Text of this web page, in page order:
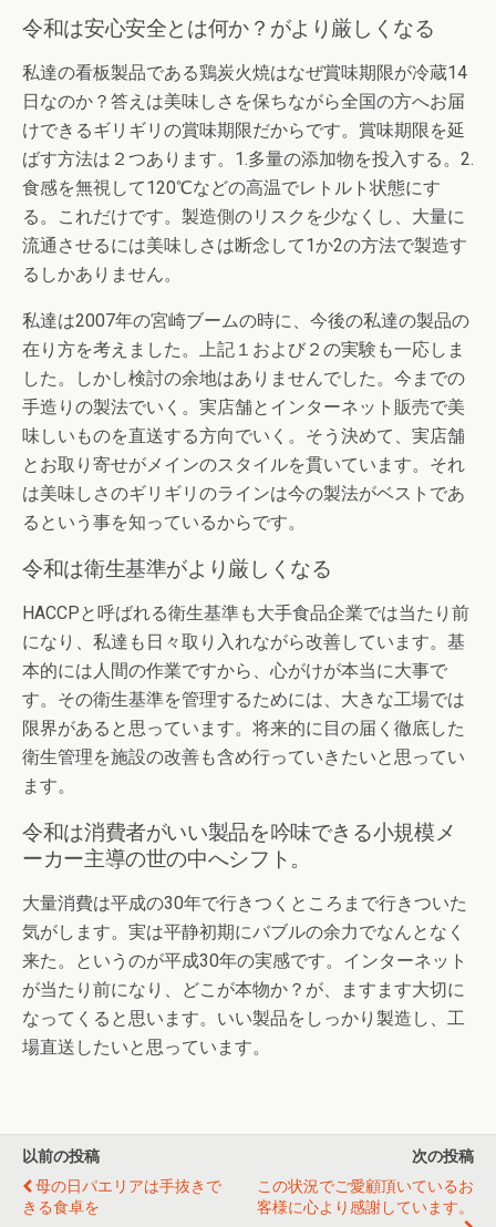
令和は安心安全とは何か？がより厳しくなる
私達の看板製品である鶏炭火焼はなぜ賞味期限が冷蔵14
日なのか？答えは美味しさを保ちながら全国の方へお届
けできるギリギリの賞味期限だからです。賞味期限を延
ばす方法は２つあります。1.多量の添加物を投入する。2.
食感を無視して120℃などの高温でレトルト状態にす
る。これだけです。製造側のリスクを少なくし、大量に
流通させるには美味しさは断念して1か2の方法で製造す
るしかありません。
私達は2007年の宮崎ブームの時に、今後の私達の製品の
在り方を考えました。上記１および２の実験も一応しま
した。しかし検討の余地はありませんでした。今までの
手造りの製法でいく。実店舗とインターネット販売で美
味しいものを直送する方向でいく。そう決めて、実店舗
とお取り寄せがメインのスタイルを貫いています。それ
は美味しさのギリギリのラインは今の製法がベストであ
るという事を知っているからです。
令和は衛生基準がより厳しくなる
HACCPと呼ばれる衛生基準も大手食品企業では当たり前
になり、私達も日々取り入れながら改善しています。基
本的には人間の作業ですから、心がけが本当に大事で
す。その衛生基準を管理するためには、大きな工場では
限界があると思っています。将来的に目の届く徹底した
衛生管理を施設の改善も含め行っていきたいと思ってい
ます。
令和は消費者がいい製品を吟味できる小規模メ
ーカー主導の世の中へシフト。
大量消費は平成の30年で行きつくところまで行きついた
気がします。実は平静初期にバブルの余力でなんとなく
来た。というのが平成30年の実感です。インターネット
が当たり前になり、どこが本物か？が、ますます大切に
なってくると思います。いい製品をしっかり製造し、工
場直送したいと思っています。
以前の投稿
母の日パエリアは手抜きで
きる食卓を
次の投稿
この状況でご愛顧頂いているお
客様に心より感謝しています。